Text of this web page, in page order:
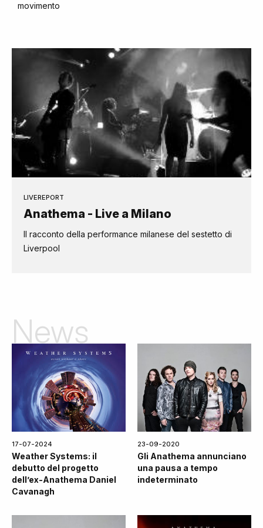
movimento
LIVEREPORT
Anathema - Live a Milano
Il racconto della performance milanese del sestetto di
Liverpool
News
17-07-2024
Weather Systems: il
debutto del progetto
dell’ex-Anathema Daniel
Cavanagh
23-09-2020
Gli Anathema annunciano
una pausa a tempo
indeterminato